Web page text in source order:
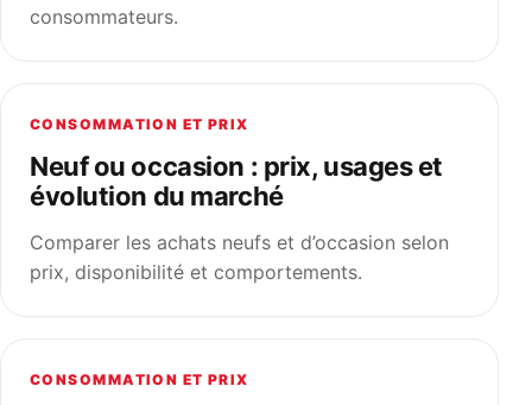
consommateurs.
CONSOMMATION ET PRIX
Neuf ou occasion : prix, usages et
évolution du marché
Comparer les achats neufs et d’occasion selon
prix, disponibilité et comportements.
CONSOMMATION ET PRIX